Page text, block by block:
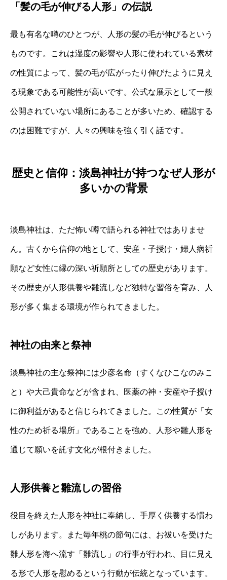
「髪の毛が伸びる人形」の伝説
最も有名な噂のひとつが、人形の髪の毛が伸びるという
ものです。これは湿度の影響や人形に使われている素材
の性質によって、髪の毛が広がったり伸びたように見え
る現象である可能性が高いです。公式な展示として一般
公開されていない場所にあることが多いため、確認する
のは困難ですが、人々の興味を強く引く話です。
歴史と信仰：淡島神社が持つなぜ人形が
多いかの背景
淡島神社は、ただ怖い噂で語られる神社ではありませ
ん。古くから信仰の地として、安産・子授け・婦人病祈
願など女性に縁の深い祈願所としての歴史があります。
その歴史が人形供養や雛流しなど独特な習俗を育み、人
形が多く集まる環境が作られてきました。
神社の由来と祭神
淡島神社の主な祭神には少彦名命（すくなひこなのみこ
と）や大己貴命などが含まれ、医薬の神・安産や子授け
に御利益があると信じられてきました。この性質が「女
性のため祈る場所」であることを強め、人形や雛人形を
通じて願いを託す文化が根付きました。
人形供養と雛流しの習俗
役目を終えた人形を神社に奉納し、手厚く供養する慣わ
しがあります。また毎年桃の節句には、お祓いを受けた
雛人形を海へ流す「雛流し」の行事が行われ、目に見え
る形で人形を慰めるという行動が伝統となっています。